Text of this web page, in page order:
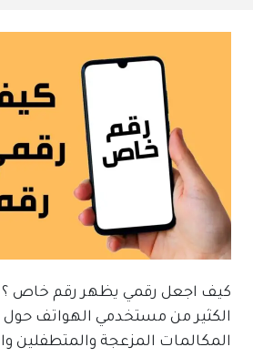
كيف اجعل رقمي يظهر رقم خاص ؟
الكثير من مستخدمي الهواتف
المكالمات المزعجة والمتطفلين